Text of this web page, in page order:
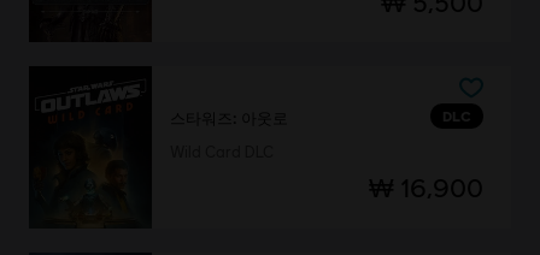
DLC
스타워즈: 아웃로
₩ 16,900